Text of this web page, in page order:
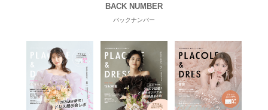
BACK NUMBER
バックナンバー